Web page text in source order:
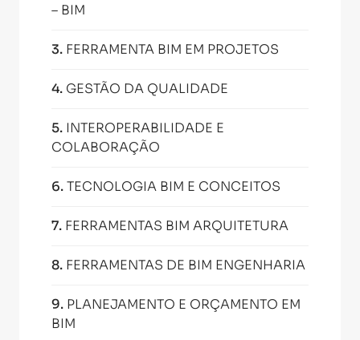
– BIM
3. FERRAMENTA BIM EM PROJETOS
4. GESTÃO DA QUALIDADE
5. INTEROPERABILIDADE E
COLABORAÇÃO
6.TECNOLOGIA BIM E CONCEITOS
7. FERRAMENTAS BIM ARQUITETURA
8. FERRAMENTAS DE BIM ENGENHARIA
9. PLANEJAMENTO E ORÇAMENTO EM
BIM